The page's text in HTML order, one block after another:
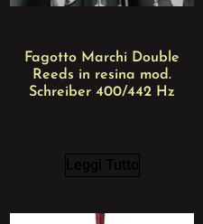
Fagotto Marchi Double
Reeds in resina mod.
Schreiber 400/442 Hz